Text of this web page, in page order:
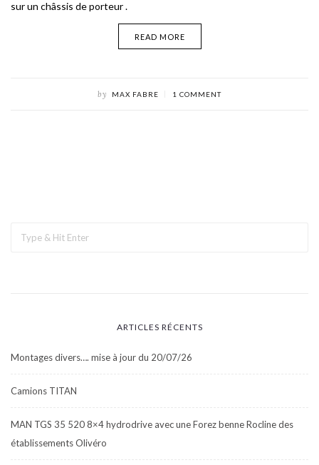
sur un châssis de porteur .
READ MORE
by MAX FABRE 1 COMMENT
ARTICLES RÉCENTS
Montages divers…. mise à jour du 20/07/26
Camions TITAN
MAN TGS 35 520 8×4 hydrodrive avec une Forez benne Rocline des
établissements Olivéro